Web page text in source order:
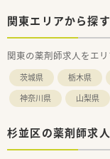
関東エリアから探す
関東の薬剤師求人をエ
茨城県 栃木県
神奈川県
山梨県
杉並区の薬剤師求